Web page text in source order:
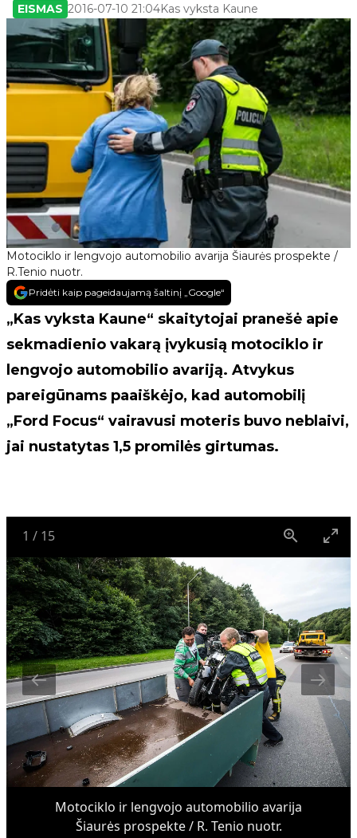
Motociklo ir lengvojo automobilio avarija Šiaurės prospekte /
R.Tenio nuotr.
EISMAS 2016-07-10 21:04Kas vyksta Kaune
Pridėti kaip pageidaujamą šaltinį „Google“
„Kas vyksta Kaune“ skaitytojai pranešė apie
sekmadienio vakarą įvykusią motociklo ir
lengvojo automobilio avariją. Atvykus
pareigūnams paaiškėjo, kad automobilį
„Ford Focus“ vairavusi moteris buvo neblaivi,
jai nustatytas 1,5 promilės girtumas.
1 / 15
Motociklo ir lengvojo automobilio avarija
Šiaurės prospekte / R. Tenio nuotr.